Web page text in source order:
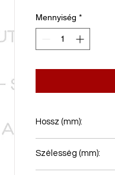
Mennyiség *
Hossz (mm):
Szélesség (mm):